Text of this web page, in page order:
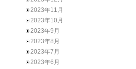
2023年11月
2023年10月
2023年9月
2023年8月
2023年7月
2023年6月